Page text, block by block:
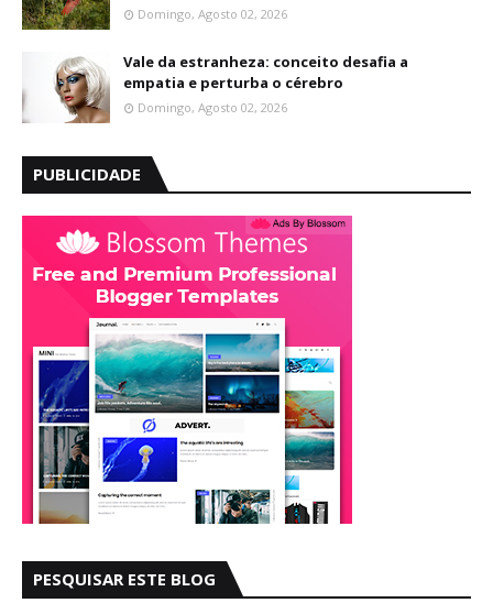
Domingo, Agosto 02, 2026
Vale da estranheza: conceito desafia a
empatia e perturba o cérebro
Domingo, Agosto 02, 2026
PUBLICIDADE
PESQUISAR ESTE BLOG